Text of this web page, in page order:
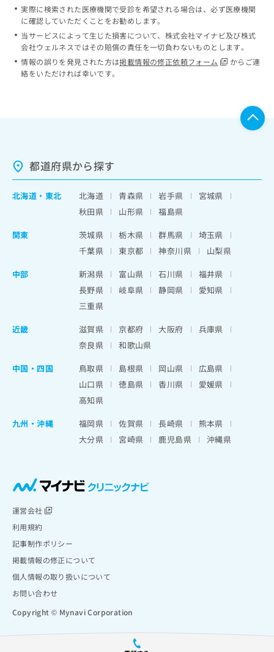
実際に検索された医療機関で受診を希望される場合は、必ず医療機関
に確認していただくことをお勧めします。
当サービスによって生じた損害について、株式会社マイナビ及び株式
会社ウェルネスではその賠償の責任を一切負わないものとします。
情報の誤りを発見された方は掲載情報の修正依頼フォーム
からご連
絡をいただければ幸いです。
都道府県から探す
北海道 ・ 東北 北海道 青森県 岩手県
宮城県
秋田県
山形県
福島県
関東
茨城県 栃木県 群馬県
埼玉県
千葉県
東京都 神奈川県
山梨県
中部
新潟県 富山県 石川県
福井県
長野県
岐阜県 静岡県
愛知県
三重県
近畿
滋賀県 京都府 大阪府
兵庫県
奈良県
和歌山県
中国・四国
鳥取県 島根県 岡山県
広島県
山口県
徳島県 香川県
愛媛県
高知県
九州・沖縄
福岡県 佐賀県 長崎県
熊本県
大分県
宮崎県 鹿児島県 沖縄県
運営会社
利用規約
記事制作ポリシー
掲載情報の修正について
個人情報の取り扱いについて
お問い合わせ
Copyright © Mynavi Corporation